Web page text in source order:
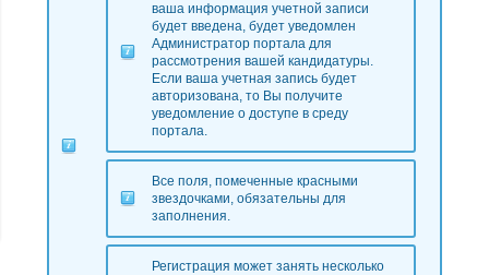
ваша информация учетной записи
будет введена, будет уведомлен
Администратор портала для
рассмотрения вашей кандидатуры.
Если ваша учетная запись будет
авторизована, то Вы получите
уведомление о доступе в среду
портала.
Все поля, помеченные красными
звездочками, обязательны для
заполнения.
Регистрация может занять несколько